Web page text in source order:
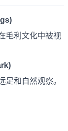
毛利文化中被视
足和自然观察。